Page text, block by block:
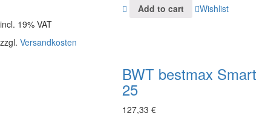
Add to cart
Wishlist
incl. 19% VAT
zzgl. Versandkosten
BWT bestmax Smart
25
127,33 €